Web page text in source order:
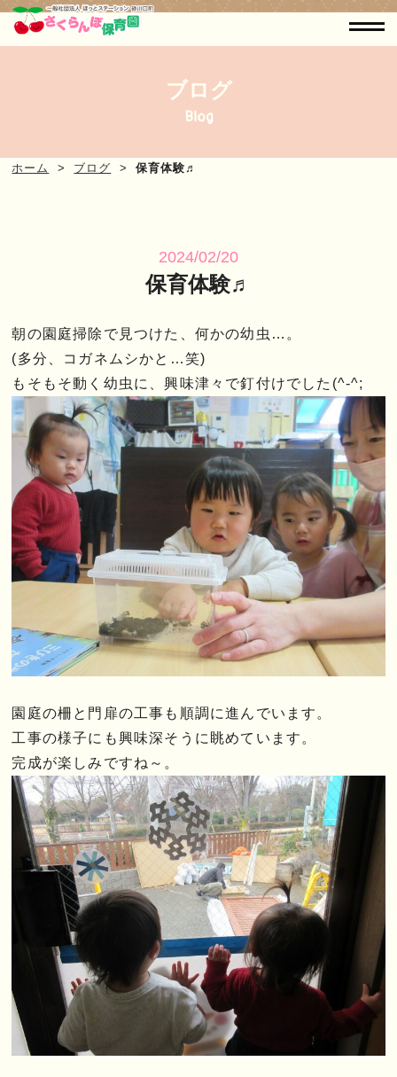
ブログ
Blog
ホーム ブログ 保育体験♬
2024/02/20
保育体験♬
朝の園庭掃除で見つけた、何かの幼虫…。
(多分、コガネムシかと…笑)
もそもそ動く幼虫に、興味津々で釘付けでした(^-^;
園庭の柵と門扉の工事も順調に進んでいます。
工事の様子にも興味深そうに眺めています。
完成が楽しみですね～。